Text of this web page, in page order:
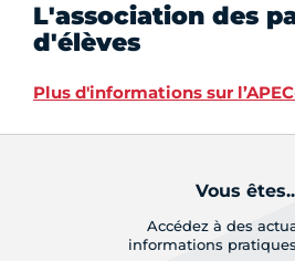
L'association des
d'élèves
Plus d'informations sur
Vous
Accédez à des
informations